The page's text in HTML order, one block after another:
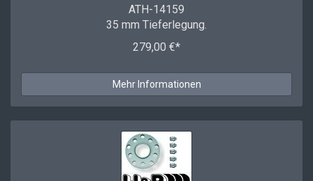
ATH-14159
35 mm Tieferlegung.
279,00 €*
Mehr Informationen